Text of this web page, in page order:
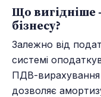
Що вигідніше
бізнесу?
Залежно від
системі
ПДВ-вирахування
дозволяє